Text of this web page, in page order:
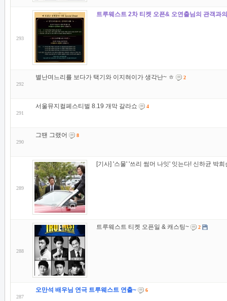
293
트루웨스트 2차 티켓 오픈& 오연출님의 관객과
292
별난며느리를 보다가 택기와 이지혀이가 생각난~ ㅎ 2
291
서울뮤지컬페스티벌 8.19 개막 갈라쇼 4
290
그땐 그랬어 8
289
[기사] '스물' '쓰리 썸머 나잇' 잇는다! 신하균 박
288
트루웨스트 티켓 오픈일 & 캐스팅~ 2
287
오만석 배우님 연극 트루웨스트 연출~ 6